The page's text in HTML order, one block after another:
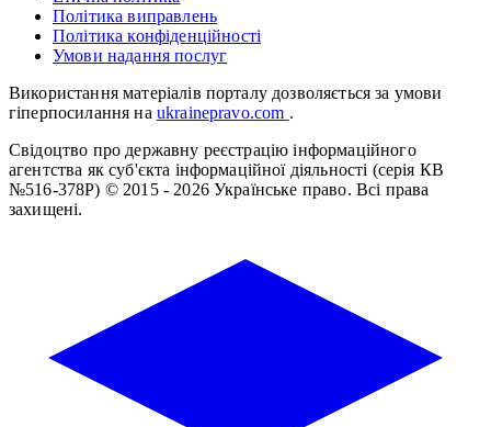
Політика виправлень
Політика конфіденційності
Умови надання послуг
Використання матеріалів порталу дозволяється за умови
гіперпосилання на ukrainepravo.com .
Свідоцтво про державну реєстрацію інформаційного
агентства як суб'єкта інформаційної діяльності (серія КВ
№516-378Р) © 2015 - 2026 Українське право. Всі права
захищені.